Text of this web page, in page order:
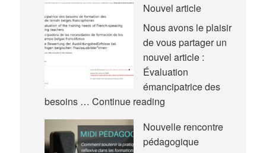
Nouvel article
Nous avons le plaisir
de vous partager un
nouvel article :
Évaluation
émancipatrice des
besoins … Continue readingNouvel
Nouvelle rencontre
pédagogique